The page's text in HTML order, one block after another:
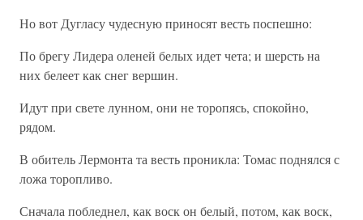
Но вот Дугласу чудесную приносят весть поспешно:
По брегу Лидера оленей белых идет чета; и шерсть на
них белеет как снег вершин.
Идут при свете лунном, они не торопясь, спокойно,
рядом.
В обитель Лермонта та весть проникла: Томас поднялся с
ложа торопливо.
Сначала побледнел, как воск он белый, потом, как воск,